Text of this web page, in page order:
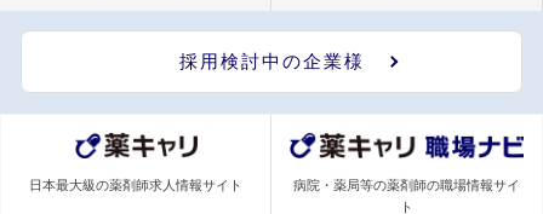
採用検討中の企業様
日本最大級の薬剤師求人情報サイト
病院・薬局等の薬剤師の職場情報サイ
ト